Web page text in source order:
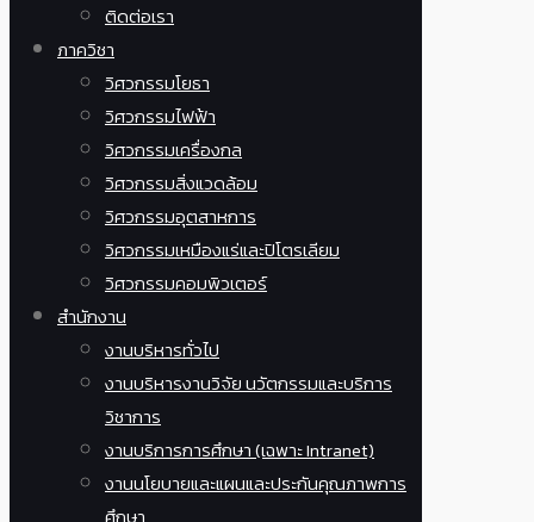
ติดต่อเรา
ภาควิชา
วิศวกรรมโยธา
วิศวกรรมไฟฟ้า
วิศวกรรมเครื่องกล
วิศวกรรมสิ่งแวดล้อม
วิศวกรรมอุตสาหการ
วิศวกรรมเหมืองแร่และปิโตรเลียม
วิศวกรรมคอมพิวเตอร์
สำนักงาน
งานบริหารทั่วไป
งานบริหารงานวิจัย นวัตกรรมและบริการ
วิชาการ
งานบริการการศึกษา (เฉพาะ Intranet)
งานนโยบายและแผนและประกันคุณภาพการ